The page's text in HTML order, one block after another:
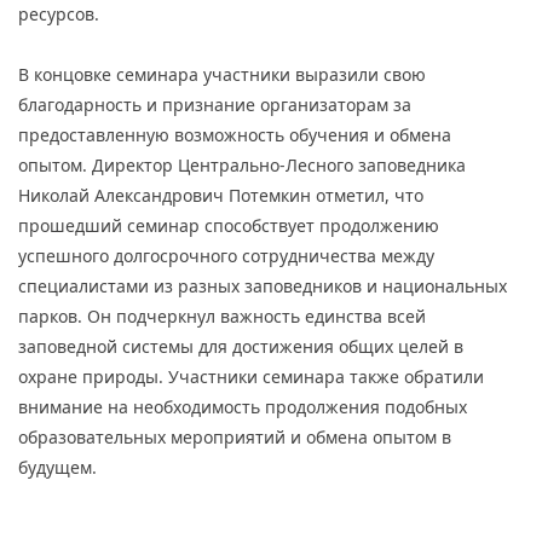
ресурсов.
В концовке семинара участники выразили свою
благодарность и признание организаторам за
предоставленную возможность обучения и обмена
опытом. Директор Центрально-Лесного заповедника
Николай Александрович Потемкин отметил, что
прошедший семинар способствует продолжению
успешного долгосрочного сотрудничества между
специалистами из разных заповедников и национальных
парков. Он подчеркнул важность единства всей
заповедной системы для достижения общих целей в
охране природы. Участники семинара также обратили
внимание на необходимость продолжения подобных
образовательных мероприятий и обмена опытом в
будущем.